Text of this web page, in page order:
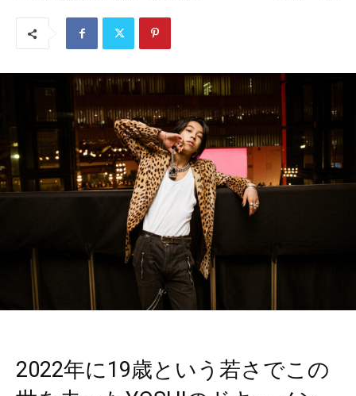
2022年に19歳という若さでこの